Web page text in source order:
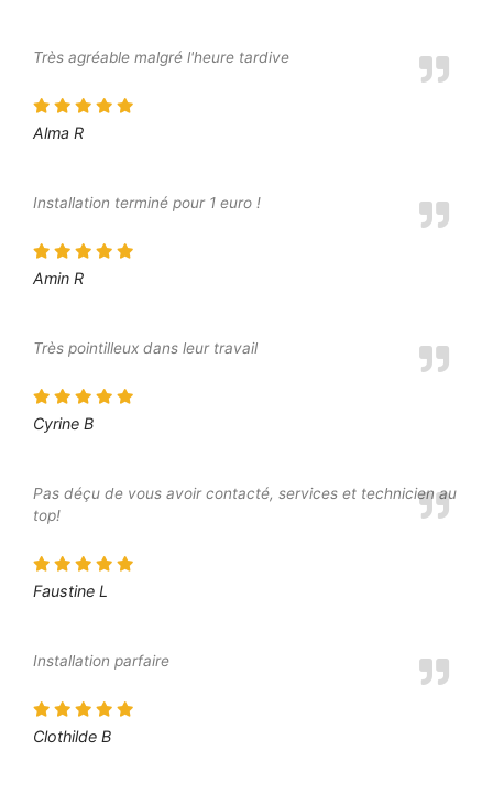
Très agréable malgré l'heure tardive
Alma R
Installation terminé pour 1 euro !
Amin R
Très pointilleux dans leur travail
Cyrine B
Pas déçu de vous avoir contacté, services et technicien au
top!
Faustine L
Installation parfaire
Clothilde B